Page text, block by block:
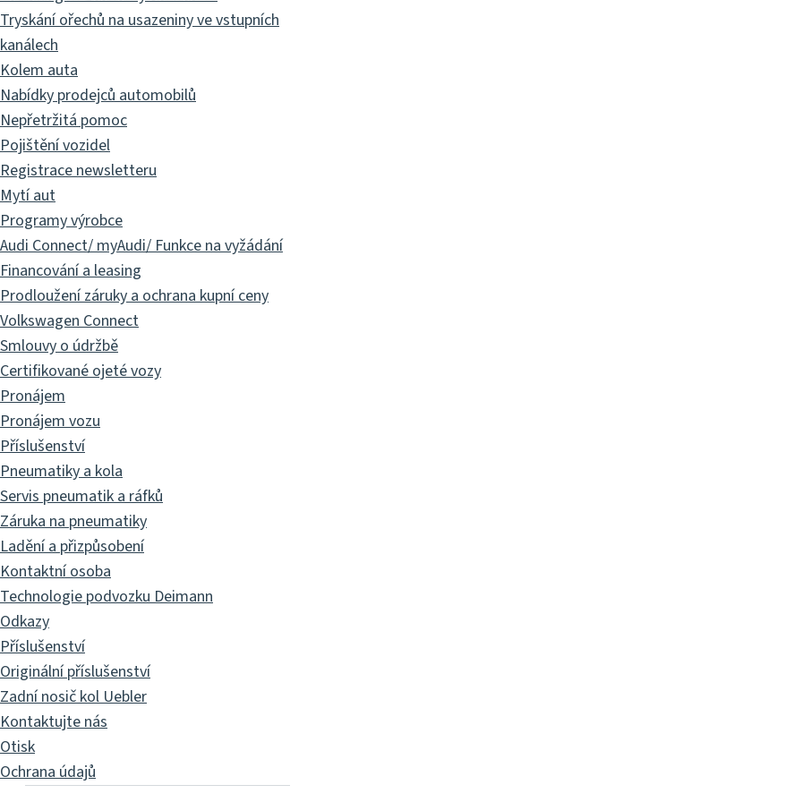
Tryskání ořechů na usazeniny ve vstupních
kanálech
Kolem auta
Nabídky prodejců automobilů
Nepřetržitá pomoc
Pojištění vozidel
Registrace newsletteru
Mytí aut
Programy výrobce
Audi Connect/ myAudi/ Funkce na vyžádání
Financování a leasing
Prodloužení záruky a ochrana kupní ceny
Volkswagen Connect
Smlouvy o údržbě
Certifikované ojeté vozy
Pronájem
Pronájem vozu
Příslušenství
Pneumatiky a kola
Servis pneumatik a ráfků
Záruka na pneumatiky
Ladění a přizpůsobení
Kontaktní osoba
Technologie podvozku Deimann
Odkazy
Příslušenství
Originální příslušenství
Zadní nosič kol Uebler
Kontaktujte nás
Otisk
Ochrana údajů